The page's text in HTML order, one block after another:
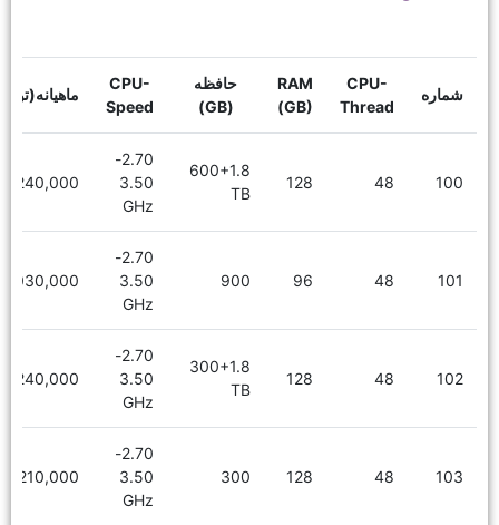
شماره
CPU-
Thread
RAM
(GB)
حافظه
(GB)
CPU-
Speed
100
48
128
600+1.8
TB
2.70-
3.50
GHz
7,240,000
101
48
96
900
2.70-
3.50
GHz
6,030,000
102
48
128
300+1.8
TB
2.70-
3.50
GHz
7,240,000
103
48
128
300
2.70-
3.50
GHz
6,210,000